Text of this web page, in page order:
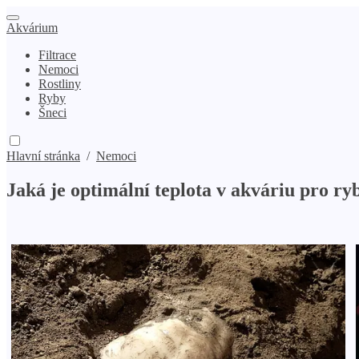
Akvárium
Filtrace
Nemoci
Rostliny
Ryby
Šneci
Hlavní stránka / Nemoci
Jaká je optimální teplota v akváriu pro